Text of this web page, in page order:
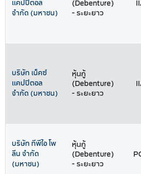
แคปปิตอล
จำกัด (มหาชน)
(Debenture)
- ระยะยาว
บริษัท เน็คซ์
แคปปิตอล
จำกัด (มหาชน)
หุ้นกู้
(Debenture)
- ระยะยาว
บริษัท ทีพีไอ โพ
ลีน จำกัด
(มหาชน)
หุ้นกู้
(Debenture)
- ระยะยาว